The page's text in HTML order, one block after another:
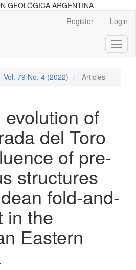
GEOLÓGICA ARGENTINA
Register Login
Vol. 79 No. 4 (2022) Articles
of
del Toro
of pre-
structures
fold-and-
in the
Eastern